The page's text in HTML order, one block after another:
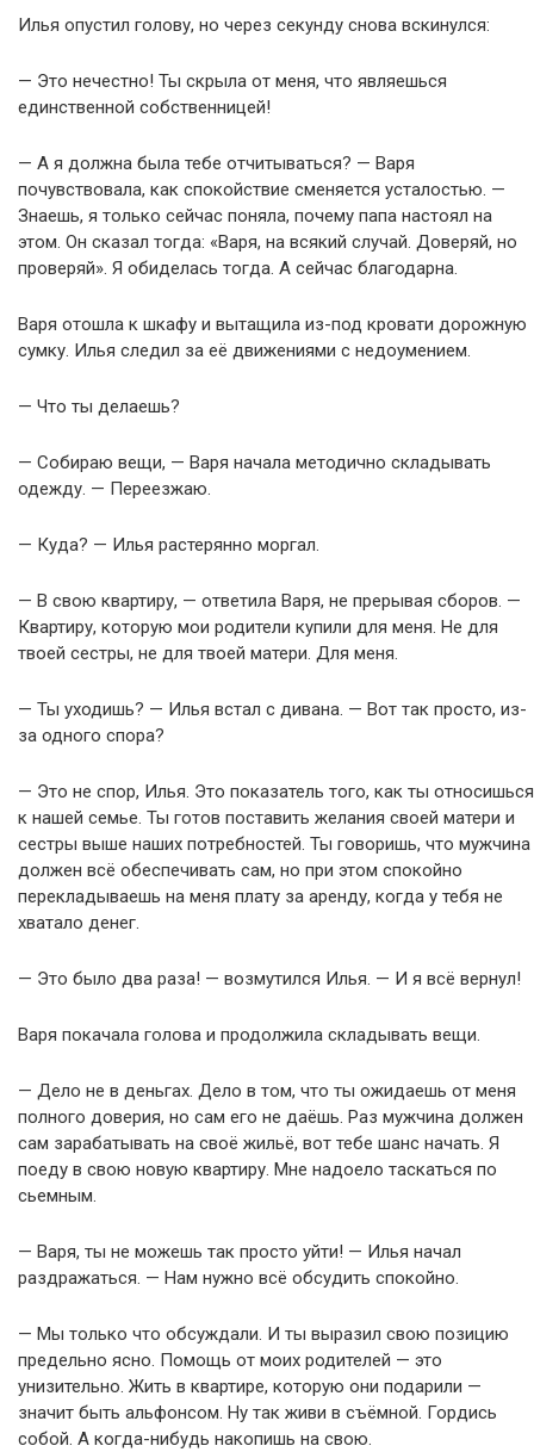
Илья опустил голову, но через секунду снова вскинулся:
— Это нечестно! Ты скрыла от меня, что являешься
единственной собственницей!
— А я должна была тебе отчитываться? — Варя
почувствовала, как спокойствие сменяется усталостью. —
Знаешь, я только сейчас поняла, почему папа настоял на
этом. Он сказал тогда: «Варя, на всякий случай. Доверяй, но
проверяй». Я обиделась тогда. А сейчас благодарна.
Варя отошла к шкафу и вытащила из-под кровати дорожную
сумку. Илья следил за её движениями с недоумением.
— Что ты делаешь?
— Собираю вещи, — Варя начала методично складывать
одежду. — Переезжаю.
— Куда? — Илья растерянно моргал.
— В свою квартиру, — ответила Варя, не прерывая сборов. —
Квартиру, которую мои родители купили для меня. Не для
твоей сестры, не для твоей матери. Для меня.
— Ты уходишь? — Илья встал с дивана. — Вот так просто, из-
за одного спора?
— Это не спор, Илья. Это показатель того, как ты относишься
к нашей семье. Ты готов поставить желания своей матери и
сестры выше наших потребностей. Ты говоришь, что мужчина
должен всё обеспечивать сам, но при этом спокойно
перекладываешь на меня плату за аренду, когда у тебя не
хватало денег.
— Это было два раза! — возмутился Илья. — И я всё вернул!
Варя покачала голова и продолжила складывать вещи.
— Дело не в деньгах. Дело в том, что ты ожидаешь от меня
полного доверия, но сам его не даёшь. Раз мужчина должен
сам зарабатывать на своё жильё, вот тебе шанс начать. Я
поеду в свою новую квартиру. Мне надоело таскаться по
сьемным.
— Варя, ты не можешь так просто уйти! — Илья начал
раздражаться. — Нам нужно всё обсудить спокойно.
— Мы только что обсуждали. И ты выразил свою позицию
предельно ясно. Помощь от моих родителей — это
унизительно. Жить в квартире, которую они подарили —
значит быть альфонсом. Ну так живи в съёмной. Гордись
собой. А когда-нибудь накопишь на свою.